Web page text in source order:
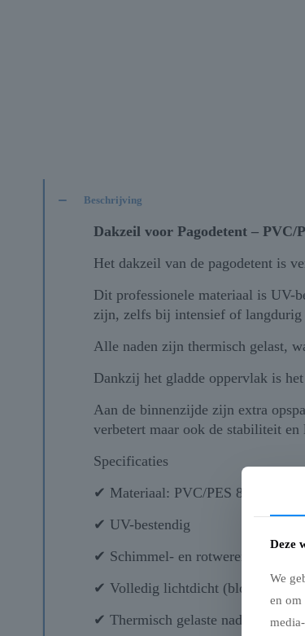
Beschrijving
Dakzeil voor Pagodetent – PVC/
Het dakzeil van de pagodetent is
Dit professionele materiaal is UV-
zijn, zelfs bij intensief of langdurig
Alle naden zijn thermisch gelast,
Dankzij het gladde oppervlak is
Aan de binnenzijde zijn extra
verbetert maar ook de stabiliteit
Specificaties
✔ Materiaal: PVC/PES 820 g/m²
✔ UV-bestendig
✔ Schimmel- en rotwerend
✔ Volledig lichtdicht (blockout)
✔ Thermisch gelaste naden voor
Deze
We
en om